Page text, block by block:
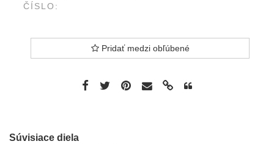
ČÍSLO:
Pridať medzi obľúbené
Súvisiace diela